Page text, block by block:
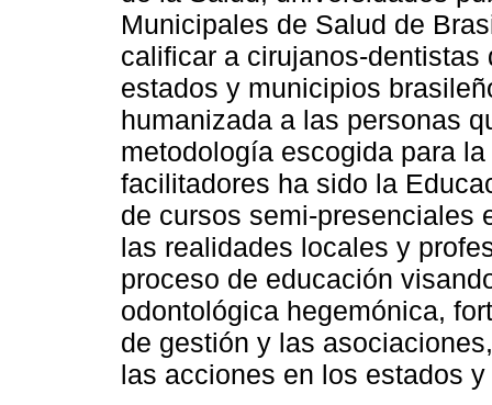
Municipales de Salud de
calificar a cirujanos-
estados y municipios
humanizada a las personas
metodología escogida para
facilitadores ha sido la
de cursos semi-presenciales
las realidades locales y
proceso de educación
odontológica hegemónica,
de gestión y las
las acciones en los estados